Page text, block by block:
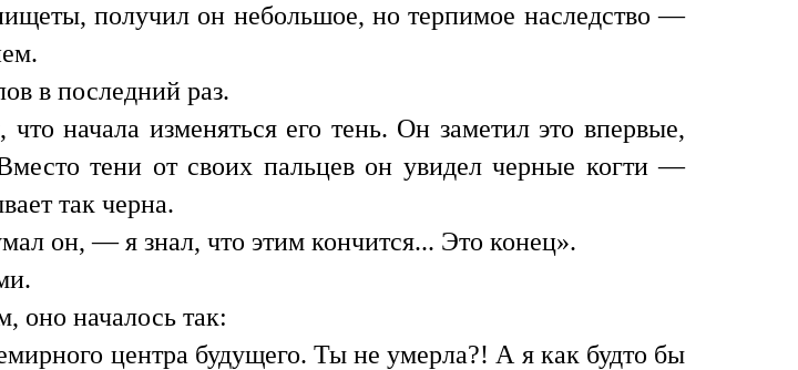
получил он небольшое, но терпимое наследство —
в последний раз.
начала изменяться его тень. Он заметил это впервые,
тени от своих пальцев он увидел черные когти —
так черна.
он, — я знал, что этим кончится... Это конец».
оно началось так:
центра будущего. Ты не умерла?! А я как будто бы